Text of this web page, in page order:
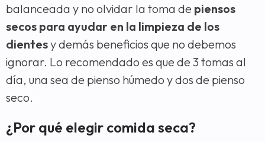
balanceada y no olvidar la toma de piensos
secos para ayudar en la limpieza de los
dientesy demás beneficios que no debemos
ignorar. Lo recomendado es que de 3 tomas al
día, una sea de pienso húmedo y dos de pienso
seco.
¿Por qué elegir comida seca?